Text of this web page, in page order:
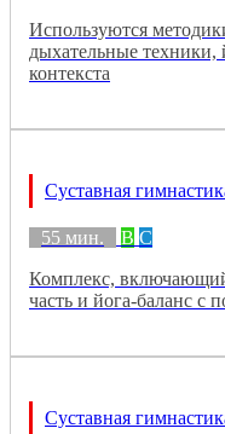
Используются
дыхательные техники,
контекста
Суставная
55 мин. B C
Комплекс,
часть и йога-баланс с
Суставная